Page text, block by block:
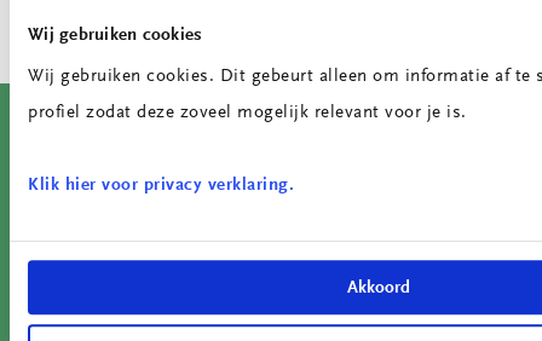
Wij gebruiken cookies
Wij gebruiken cookies. Dit gebeurt alleen om informatie af te
profiel zodat deze zoveel mogelijk relevant voor je is.
Klik hier voor privacy verklaring.
Akkoord
Kennis & Nieuws
Contact